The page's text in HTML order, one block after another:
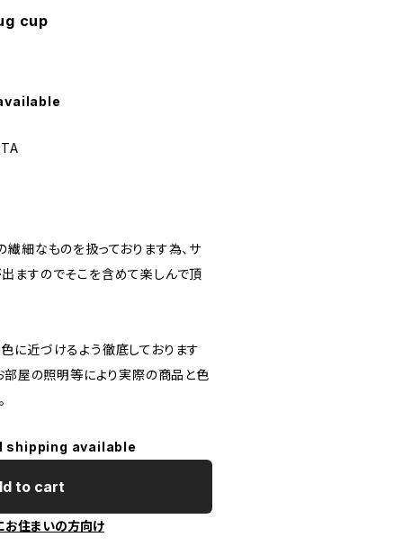
cup
細なものを扱っております為、サ
ますのでそこを含めて楽しんで頂
に近づけるよう徹底しております
部屋の照明等により実際の商品と色
shipping available
to cart
お住まいの方向け